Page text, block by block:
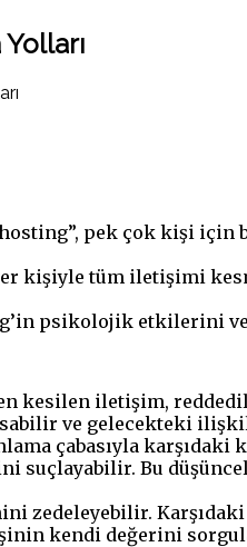
pek çok kişi
kişiyle tüm iletişimi
psikolojik etkilerini ve
kesilen iletişim,
ve gelecekteki
çabasıyla
suçlayabilir. Bu
zedeleyebilir.
kendi değerini